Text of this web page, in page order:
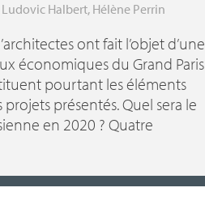
Ludovic Halbert, Hélène Perrin
ont fait l’objet d’une
économiques du Grand Paris
pourtant les éléments
présentés. Quel sera le
en 2020 ? Quatre